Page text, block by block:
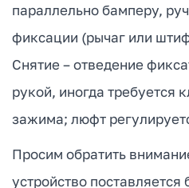
параллельно бамперу,
фиксации (рычаг или
Снятие – отведение
рукой, иногда требуется
зажима; люфт
Просим обратить
устройство поставляется